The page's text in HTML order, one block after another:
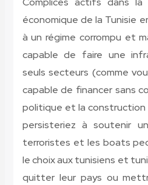
économique de la Tunisie
à un régime corrompu et
capable de faire une
seuls secteurs (comme
capable de financer sans
politique et la construction
persisteriez à soutenir
terroristes et les boats
le choix aux tunisiens et
quitter leur pays ou